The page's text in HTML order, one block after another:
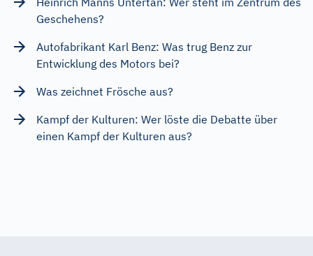
Geschehens?
Autofabrikant Karl Benz: Was trug Benz zur
Entwicklung des Motors bei?
Was zeichnet Frösche aus?
Kampf der Kulturen: Wer löste die Debatte über
einen Kampf der Kulturen aus?